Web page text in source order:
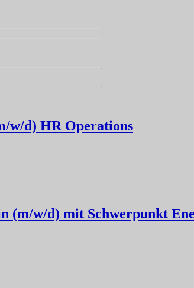
w/d) HR Operations
(m/w/d) mit Schwerpunkt